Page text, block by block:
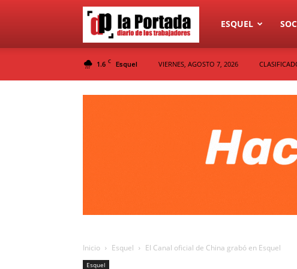
Diario
La
ESQUEL
1.6 C Esquel VIERNES, AGOSTO 7, 2026
Inicio Esquel El Canal oficial de China grabó en Esquel
Esquel